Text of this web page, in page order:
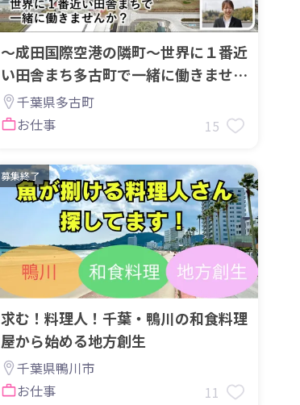
～成田国際空港の隣町～世界に１番近
い田舎まち多古町で一緒に働きません
か？千葉県多古町
お仕事
15
募集終了
求む！料理人！千葉・鴨川の和食料理
屋から始める地方創生
千葉県鴨川市
お仕事
11